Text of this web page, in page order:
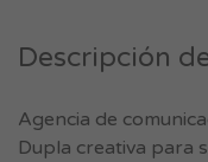
Descripción
Agencia de
Dupla creativa para